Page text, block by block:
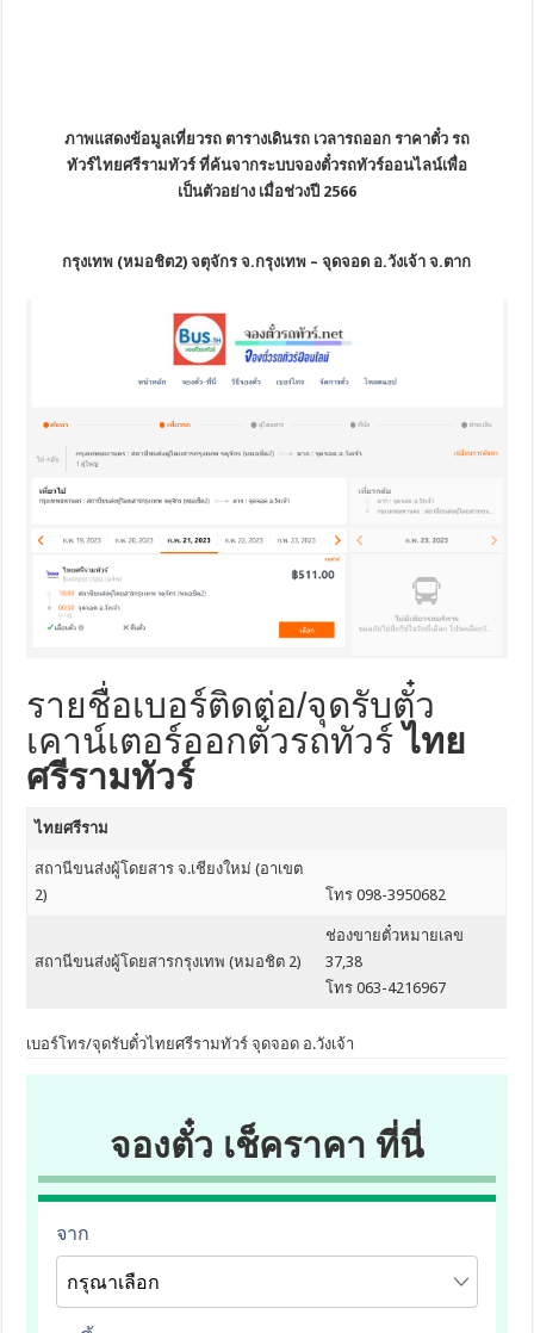
ภาพแสดงข้อมูลเที่ยวรถ ตารางเดินรถ เวลารถออก ราคาตั๋ว รถ
ทัวร์ไทยศรีรามทัวร์ ที่ค้นจากระบบจองตั๋วรถทัวร์ออนไลน์เพื่อ
เป็นตัวอย่าง เมื่อช่วงปี 2566
กรุงเทพ (หมอชิต2) จตุจักร จ.กรุงเทพ – จุดจอด อ.วังเจ้า จ.ตาก
รายชื่อเบอร์ติดต่อ/จุดรับตั๋ว
เคาน์เตอร์ออกตั๋วรถทัวร์ไทย
ศรีรามทัวร์
ไทยศรีราม
สถานีขนส่งผู้โดยสาร จ.เชียงใหม่ (อาเขต
2)
โทร 098-3950682
สถานีขนส่งผู้โดยสารกรุงเทพ (หมอชิต 2)
ช่องขายตั๋วหมายเลข
37,38
โทร 063-4216967
เบอร์โทร/จุดรับตั๋วไทยศรีรามทัวร์ จุดจอด อ.วังเจ้า
จองตั๋ว เช็คราคา ที่นี่